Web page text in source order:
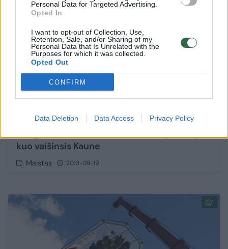
Personal Data for Targeted Advertising.
Opted In
I want to opt-out of Collection, Use,
Retention, Sale, and/or Sharing of my
Personal Data that Is Unrelated with the
Purposes for which it was collected.
Opted Out
CONFIRM
Data Deletion Data Access Privacy Policy
kuo vaišinsis Kaune
Maistas 2013-08-19
1